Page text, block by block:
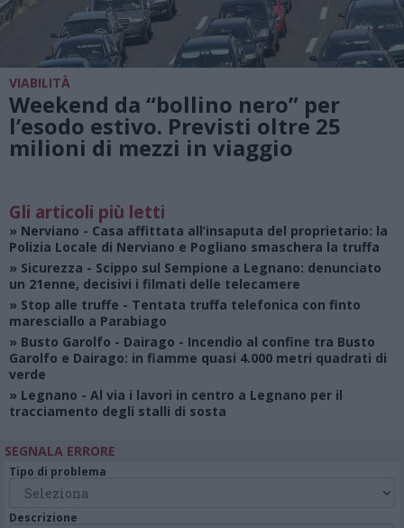
VIABILITÀ
Weekend da “bollino nero” per
l’esodo estivo. Previsti oltre 25
milioni di mezzi in viaggio
Gli articoli più letti
» Nerviano - Casa affittata all’insaputa del proprietario: la
Polizia Locale di Nerviano e Pogliano smaschera la truffa
» Sicurezza - Scippo sul Sempione a Legnano: denunciato
un 21enne, decisivi i filmati delle telecamere
» Stop alle truffe - Tentata truffa telefonica con finto
maresciallo a Parabiago
» Busto Garolfo - Dairago - Incendio al confine tra Busto
Garolfo e Dairago: in fiamme quasi 4.000 metri quadrati di
verde
» Legnano - Al via i lavori in centro a Legnano per il
tracciamento degli stalli di sosta
SEGNALA ERRORE
Tipo di problema
Descrizione